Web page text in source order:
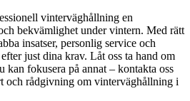
vinterväghållning en
bekvämlighet under vintern. Med rätt
insatser, personlig service och
just dina krav. Låt oss ta hand om
kan fokusera på annat – kontakta oss
och rådgivning om vinterväghållning i